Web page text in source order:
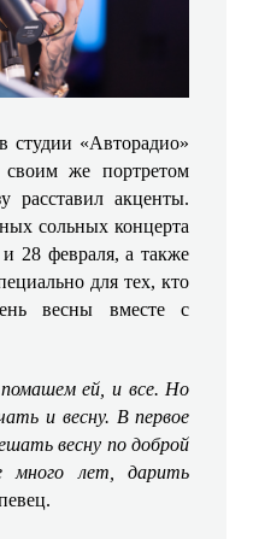
студии «Авторадио»
же портретом
расставил акценты.
сольных концерта
28 февраля, а также
для тех, кто
весны вместе с
ей, и все. Но
и весну. В первое
весну по доброй
много лет, дарить